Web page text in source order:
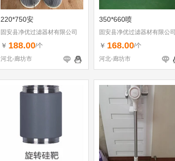
220*750安
固安县净优过滤器材有限公司
￥ 188.00/个
河北-廊坊市
350*660喷
固安县净优过滤器材有限公司
￥ 168.00/个
河北-廊坊市